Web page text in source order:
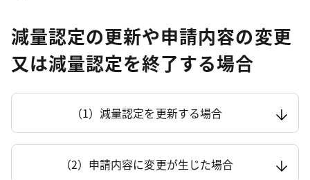
減量認定の更新や申請内容の変更
又は減量認定を終了する場合
（1）減量認定を更新する場合
（2）申請内容に変更が生じた場合